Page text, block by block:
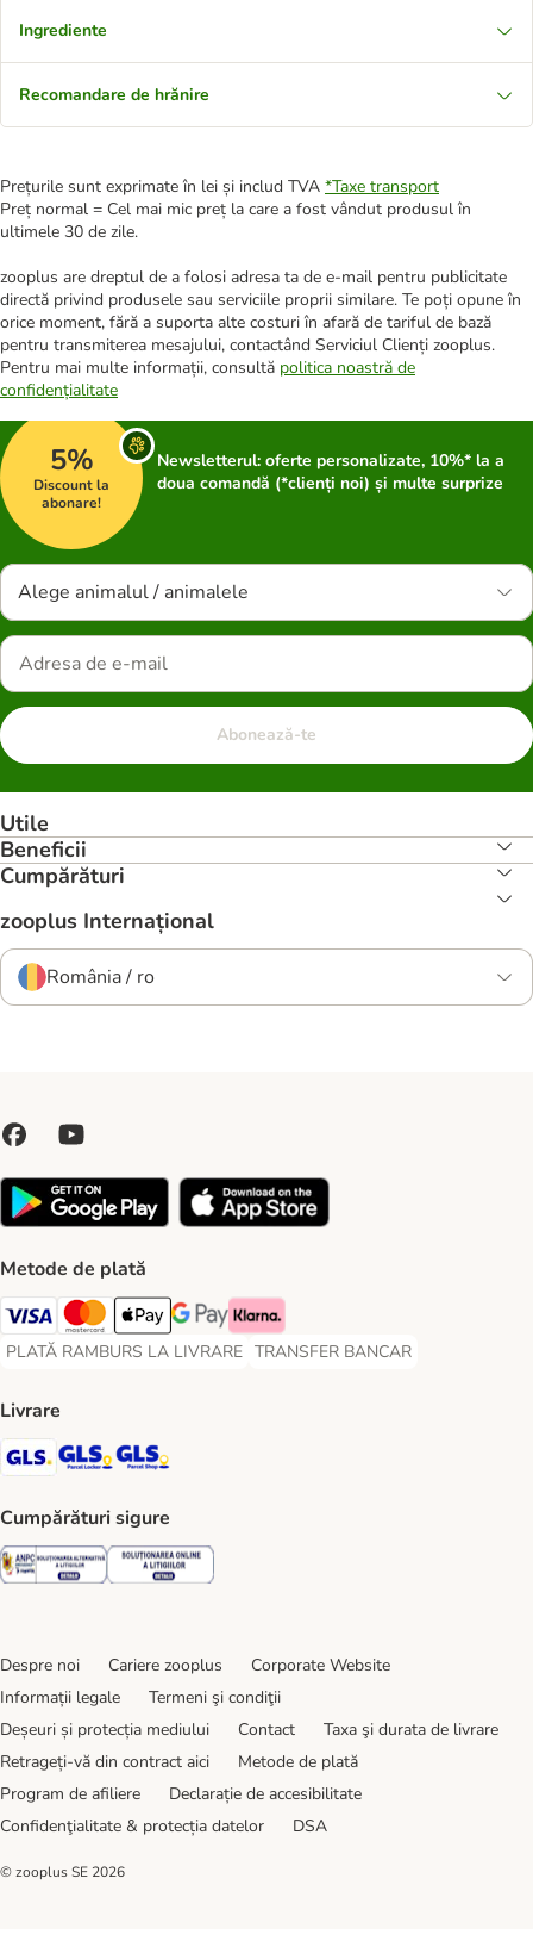
Ingrediente
Recomandare de hrănire
Prețurile sunt exprimate în lei și includ TVA *Taxe transport
Preț normal = Cel mai mic preț la care a fost vândut produsul în
ultimele 30 de zile.
zooplus are dreptul de a folosi adresa ta de e-mail pentru publicitate
directă privind produsele sau serviciile proprii similare. Te poți opune în
orice moment, fără a suporta alte costuri în afară de tariful de bază
pentru transmiterea mesajului, contactând Serviciul Clienți zooplus.
Pentru mai multe informații, consultă politica noastră de
confidențialitate
5%
Discount la
abonare!
Newsletterul: oferte personalizate, 10%* la a
doua comandă (*clienți noi) și multe surprize
Alege animalul / animalele
Abonează-te
Utile
Beneficii
Cumpărături
zooplus Internațional
România / ro
Metode de plată
Visa Payment Method
Master Card Payment Method
Apple Pay Payment Method
Google Pay Payment Method
Klarna Payment Method
PLATĂ RAMBURS LA LIVRARE
PLATĂ RAMBURS LA LIVRARE Payment Method
TRANSFER BANCAR
TRANSFER BANCAR Payment
Livrare
GLS Shipping Method
GLS Locker Shipping Method
Cumpărături sigure
Security Security
Despre noi Cariere zooplus
Corporate Website
Informații legale
Termeni şi condiţii
Deșeuri și protecția mediului
Contact
Taxa şi durata de livrare
Retrageți-vă din contract aici
Metode de plată
Program de afiliere
Declarație de accesibilitate
Confidenţialitate & protecția datelor
DSA
© zooplus SE 2026